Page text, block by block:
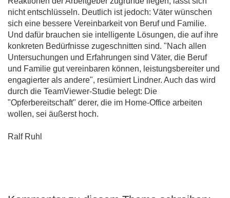
nicht entschlüsseln. Deutlich ist jedoch: Väter wünschen
sich eine bessere Vereinbarkeit von Beruf und Familie.
Und dafür brauchen sie intelligente Lösungen, die auf ihre
konkreten Bedürfnisse zugeschnitten sind. "Nach allen
Untersuchungen und Erfahrungen sind Väter, die Beruf
und Familie gut vereinbaren können, leistungsbereiter und
engagierter als andere", resümiert Lindner. Auch das wird
durch die TeamViewer-Studie belegt: Die
"Opferbereitschaft" derer, die im Home-Office arbeiten
wollen, sei äußerst hoch.
Ralf Ruhl